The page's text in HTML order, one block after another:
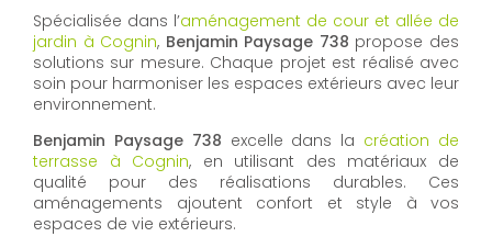
Spécialisée dans l’aménagement de cour et allée de
jardin à Cognin, Benjamin Paysage 738 propose des
solutions sur mesure. Chaque projet est réalisé avec
soin pour harmoniser les espaces extérieurs avec leur
environnement.
Benjamin Paysage 738 excelle dans la création de
terrasse à Cognin, en utilisant des matériaux de
qualité pour des réalisations durables. Ces
aménagements ajoutent confort et style à vos
espaces de vie extérieurs.